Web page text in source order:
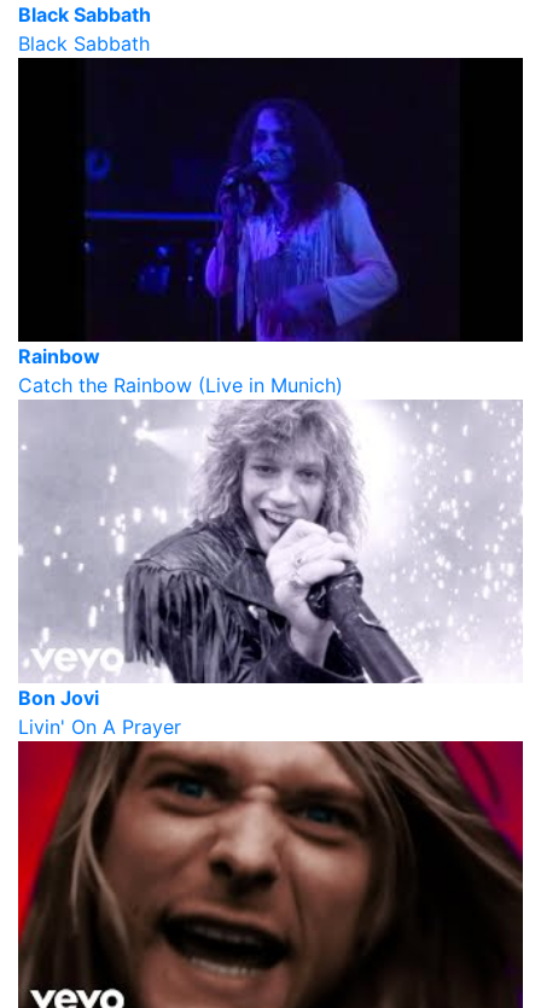
Black Sabbath
Black Sabbath
Rainbow
Catch the Rainbow (Live in Munich)
Bon Jovi
Livin' On A Prayer